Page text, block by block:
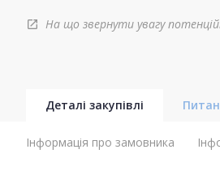
open_in_new На що звернути увагу
Деталі закупівлі
Інформація про замовника